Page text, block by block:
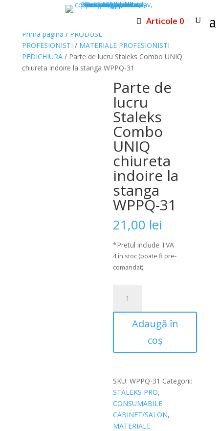
Articole 0
Prima pagină / PRODUSE
PROFESIONISTI / MATERIALE PROFESIONISTI
PEDICHIURA/ Parte de lucru Staleks Combo UNIQ
chiureta indoire la stanga WPPQ-31
Parte de
lucru
Staleks
Combo
UNIQ
chiureta
indoire la
stanga
WPPQ-31
21,00 lei
*Pretul include TVA
4 în stoc (poate fi pre-
comandat)
Parte
de
indoire
la
stanga
WPPQ-
31
Adaugă în
coș
SKU:WPPQ-31 Categorii:
STALEKS PRO,
CONSUMABILE
CABINET/SALON,
MATERIALE